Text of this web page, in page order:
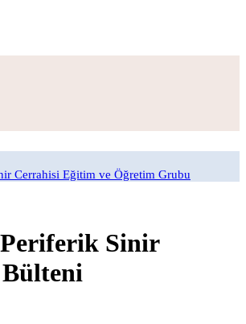
Cerrahisi Eğitim ve Öğretim Grubu
Sinir